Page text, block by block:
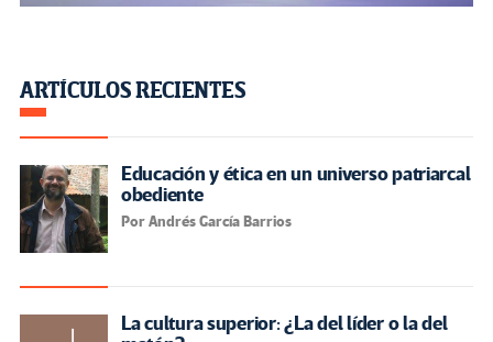
ARTÍCULOS RECIENTES
Educación y ética en un universo patriarcal
obediente
Por Andrés García Barrios
La cultura superior: ¿La del líder o la del